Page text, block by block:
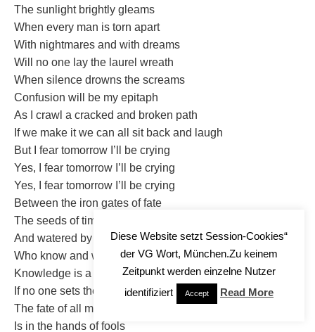
The sunlight brightly gleams
When every man is torn apart
With nightmares and with dreams
Will no one lay the laurel wreath
When silence drowns the screams
Confusion will be my epitaph
As I crawl a cracked and broken path
If we make it we can all sit back and laugh
But I fear tomorrow I’ll be crying
Yes, I fear tomorrow I’ll be crying
Yes, I fear tomorrow I’ll be crying
Between the iron gates of fate
The seeds of time were sown
And watered by the deeds of those
Who know and who are known
Knowledge is a deadly friend
If no one sets the rules
The fate of all mankind I see
Is in the hands of fools
Diese Website setzt Session-Cookies“
der VG Wort, München.Zu keinem
Zeitpunkt werden einzelne Nutzer
identifiziert
Accept Read More